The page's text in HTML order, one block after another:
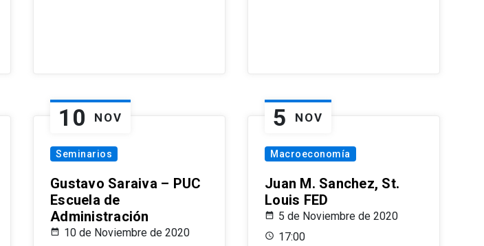
10 NOV
Seminarios
Gustavo Saraiva – PUC
Escuela de
Administración
10 de Noviembre de 2020
5 NOV
Macroeconomía
Juan M. Sanchez, St.
Louis FED
5 de Noviembre de 2020
17:00